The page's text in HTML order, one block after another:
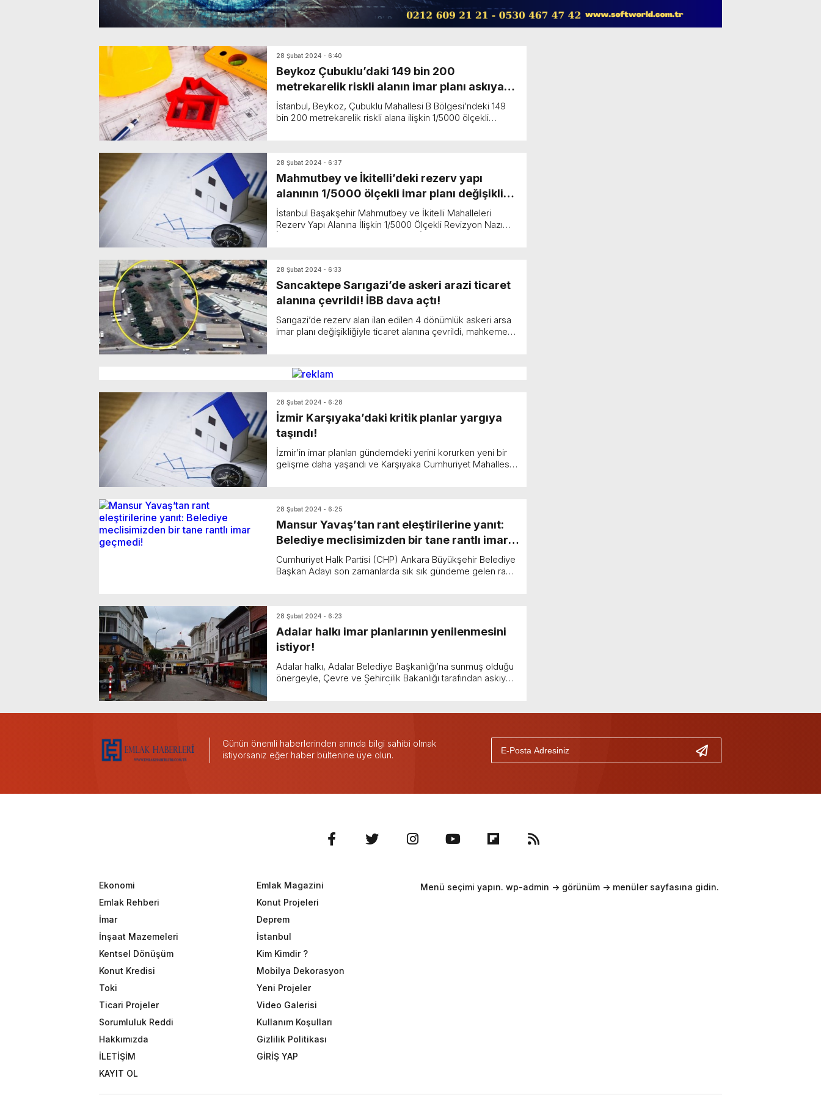
28 Şubat 2024 - 6:40
Beykoz Çubuklu’daki 149 bin 200
metrekarelik riskli alanın imar planı askıya
çıkarıldı!
İstanbul, Beykoz, Çubuklu Mahallesi B Bölgesi’ndeki 149
bin 200 metrekarelik riskli alana ilişkin 1/5000 ölçekli
28 Şubat 2024 - 6:37
Mahmutbey ve İkitelli’deki rezerv yapı
alanının 1/5000 ölçekli imar planı değişikliği
askıda!
İstanbul Başakşehir Mahmutbey ve İkitelli Mahalleleri
Rezerv Yapı Alanına İlişkin 1/5000 Ölçekli Revizyon Nazım
28 Şubat 2024 - 6:33
Sancaktepe Sarıgazi’de askeri arazi ticaret
alanına çevrildi! İBB dava açtı!
Sarıgazi’de rezerv alan ilan edilen 4 dönümlük askeri arsa
imar planı değişikliğiyle ticaret alanına çevrildi, mahkeme
28 Şubat 2024 - 6:28
İzmir Karşıyaka’daki kritik planlar yargıya
taşındı!
İzmir’in imar planları gündemdeki yerini korurken yeni bir
gelişme daha yaşandı ve Karşıyaka Cumhuriyet Mahallesi
28 Şubat 2024 - 6:25
Mansur Yavaş’tan rant eleştirilerine yanıt:
Belediye meclisimizden bir tane rantlı imar
geçmedi!
Cumhuriyet Halk Partisi (CHP) Ankara Büyükşehir Belediye
Başkan Adayı son zamanlarda sık sık gündeme gelen rant
28 Şubat 2024 - 6:23
Adalar halkı imar planlarının yenilenmesini
istiyor!
Adalar halkı, Adalar Belediye Başkanlığı’na sunmuş olduğu
önergeyle, Çevre ve Şehircilik Bakanlığı tarafından askıya
Günün önemli haberlerinden anında bilgi sahibi olmak
istiyorsanız eğer haber bültenine üye olun.
Ekonomi
Emlak Magazini
Emlak Rehberi
Konut Projeleri
İmar
Deprem
İnşaat Mazemeleri
İstanbul
Kentsel Dönüşüm
Kim Kimdir ?
Konut Kredisi
Mobilya Dekorasyon
Toki
Yeni Projeler
Ticari Projeler
Video Galerisi
Sorumluluk Reddi
Kullanım Koşulları
Hakkımızda
Gizlilik Politikası
İLETİŞİM
GİRİŞ YAP
KAYIT OL
Menü seçimi yapın. wp-admin -> görünüm -> menüler sayfasına gidin.